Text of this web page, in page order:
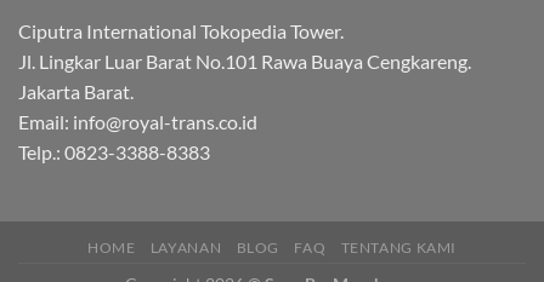
Ciputra International Tokopedia Tower.
Jl. Lingkar Luar Barat No.101 Rawa Buaya Cengkareng.
Jakarta Barat.
Email: info@royal-trans.co.id
Telp.: 0823-3388-8383
HOME LAYANAN BLOG FAQ TENTANG KAMI